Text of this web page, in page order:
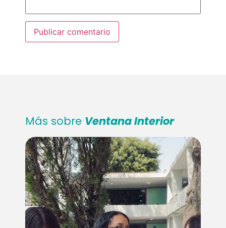
Más sobre Ventana Interior